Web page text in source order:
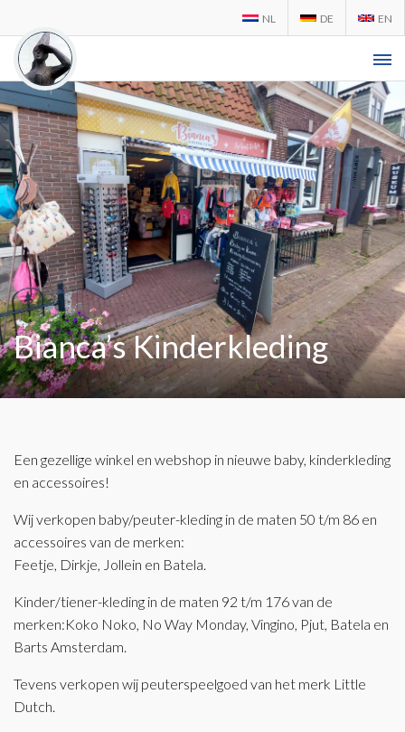
NL DE EN
Bianca’s Kinderkleding
Een gezellige winkel en webshop in nieuwe baby, kinderkleding
en accessoires!
Wij verkopen baby/peuter-kleding in de maten 50 t/m 86 en
accessoires van de merken:
Feetje, Dirkje, Jollein en Batela.
Kinder/tiener-kleding in de maten 92 t/m 176 van de
merken:Koko Noko, No Way Monday, Vingino, Pjut, Batela en
Barts Amsterdam.
Tevens verkopen wij peuterspeelgoed van het merk Little
Dutch.